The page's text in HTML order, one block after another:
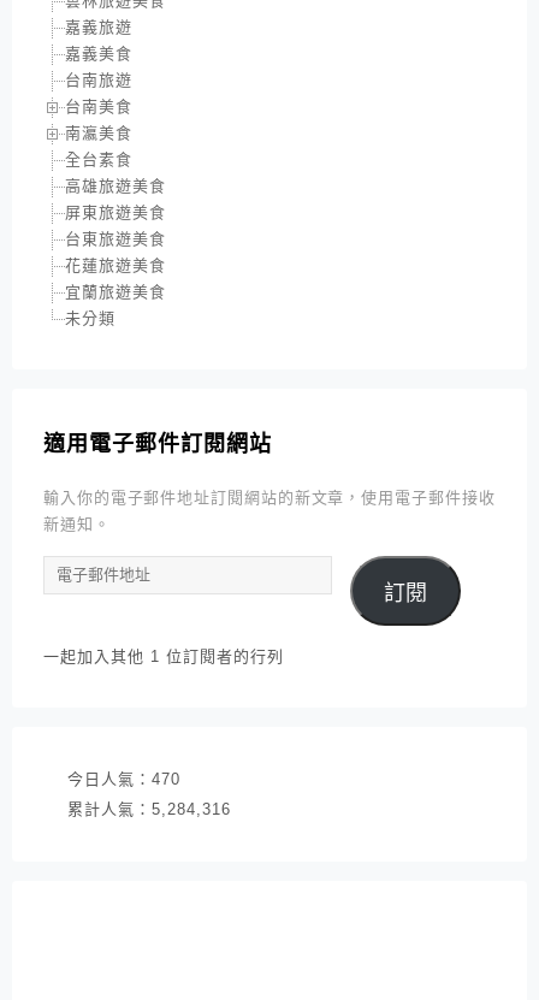
嘉義旅遊
嘉義美食
台南旅遊
台南美食
南瀛美食
全台素食
高雄旅遊美食
屏東旅遊美食
台東旅遊美食
花蓮旅遊美食
宜蘭旅遊美食
未分類
適用電子郵件訂閱網站
輸入你的電子郵件地址訂閱網站的新文章，使用電子郵件接收
新通知。
電
子
件
訂閱
一起加入其他 1 位訂閱者的行列
今日人氣： 470
累計人氣： 5,284,316